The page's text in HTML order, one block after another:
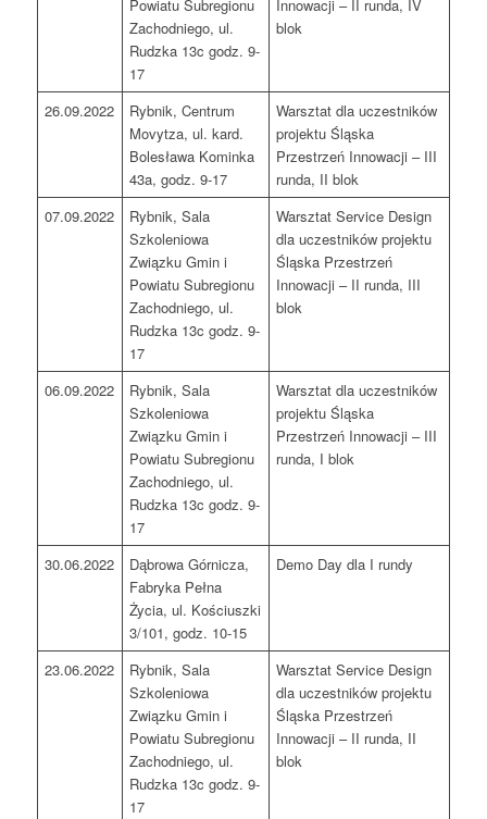
Powiatu Subregionu
Zachodniego, ul.
Rudzka 13c godz. 9-
17
Innowacji – II runda, IV
blok
26.09.2022
Rybnik, Centrum
Movytza, ul. kard.
Bolesława Kominka
43a, godz. 9-17
Warsztat dla uczestników
projektu Śląska
Przestrzeń Innowacji – III
runda, II blok
07.09.2022
Rybnik, Sala
Szkoleniowa
Związku Gmin i
Powiatu Subregionu
Zachodniego, ul.
Rudzka 13c godz. 9-
17
Warsztat Service Design
dla uczestników projektu
Śląska Przestrzeń
Innowacji – II runda, III
blok
06.09.2022
Rybnik, Sala
Szkoleniowa
Związku Gmin i
Powiatu Subregionu
Zachodniego, ul.
Rudzka 13c godz. 9-
17
Warsztat dla uczestników
projektu Śląska
Przestrzeń Innowacji – III
runda, I blok
30.06.2022
Dąbrowa Górnicza,
Fabryka Pełna
Życia, ul. Kościuszki
3/101, godz. 10-15
Demo Day dla I rundy
23.06.2022
Rybnik, Sala
Szkoleniowa
Związku Gmin i
Powiatu Subregionu
Zachodniego, ul.
Rudzka 13c godz. 9-
17
Warsztat Service Design
dla uczestników projektu
Śląska Przestrzeń
Innowacji – II runda, II
blok